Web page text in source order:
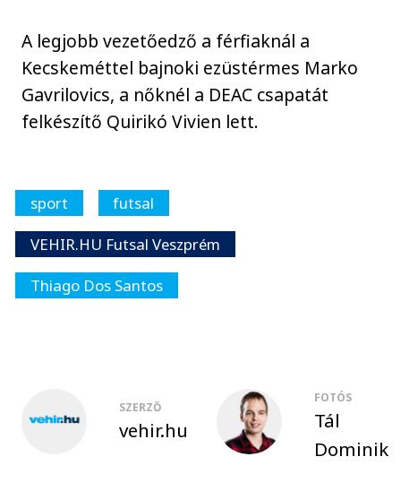
A legjobb vezetőedző a férfiaknál a
Kecskeméttel bajnoki ezüstérmes Marko
Gavrilovics, a nőknél a DEAC csapatát
felkészítő Quirikó Vivien lett.
sport
futsal
VEHIR.HU Futsal Veszprém
Thiago Dos Santos
SZERZŐ
vehir.hu
FOTÓS
Tál
Dominik